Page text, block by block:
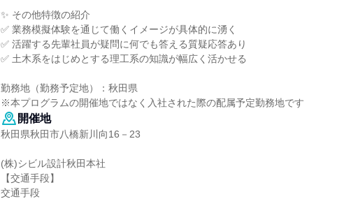
✨ その他特徴の紹介
✅ 業務模擬体験を通じて働くイメージが具体的に湧く
✅ 活躍する先輩社員が疑問に何でも答える質疑応答あり
✅ 土木系をはじめとする理工系の知識が幅広く活かせる
勤務地（勤務予定地）：秋田県
※本プログラムの開催地ではなく入社された際の配属予定勤務地です
開催地
秋田県秋田市八橋新川向16－23
(株)シビル設計秋田本社
【交通手段】
交通手段